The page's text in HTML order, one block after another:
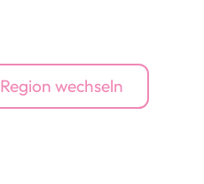
Region wechseln